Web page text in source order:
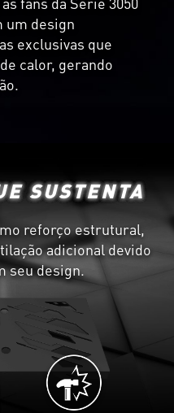
um design
exclusivas que
calor, gerando
SUSTENTA
reforço estrutural,
adicional devido
seu design.